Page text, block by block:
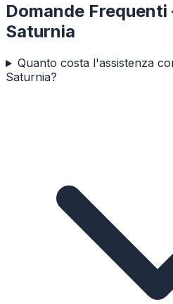
Domande
Saturnia
Quanto costa l'assistenza
Saturnia?